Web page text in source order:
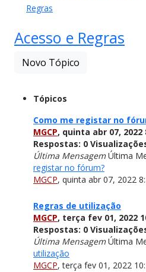
MARCARegras
Acesso e Regras
Novo Tópico
Tópicos
Como me registar no
MGCP, quinta abr 07, 2022
Respostas: 0
Última MensagemÚltima
registar no fórum?
MGCP, quinta abr 07, 2022
Regras de utilização
MGCP, terça fev 01, 2022
Respostas: 0
Última MensagemÚltima
utilização
MGCP,terça fev 01, 2022